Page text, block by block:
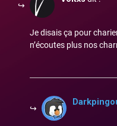
Je disais ça pour
n’écoutes plus nos